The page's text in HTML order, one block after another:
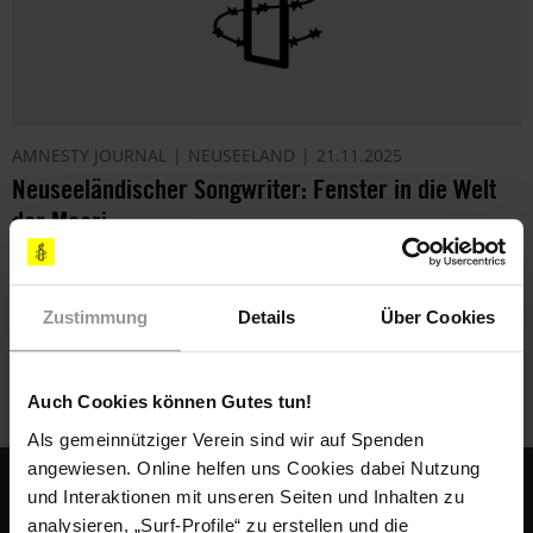
Zustimmung Details Über Cookies
Auch Cookies können Gutes tun!
Als gemeinnütziger Verein sind wir auf Spenden
angewiesen. Online helfen uns Cookies dabei Nutzung
und Interaktionen mit unseren Seiten und Inhalten zu
analysieren, „Surf-Profile“ zu erstellen und die
AMNESTY JOURNAL NEUSEELAND 21.11.2025
Neuseeländischer Songwriter: Fenster in die Welt
der Maori
Der neuseeländische Singer-Songwriter Marlon Williams
auf Maori erscheint in politisch angespannten Zeiten.
Fußbereich
KONTAKT & FAQ